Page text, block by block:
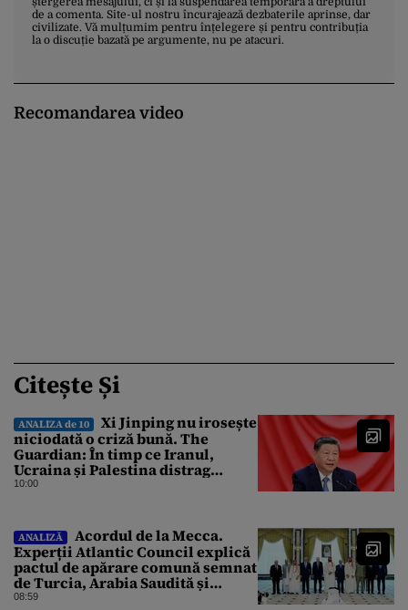
de a comenta. Site-ul nostru încurajează dezbaterile aprinse, dar
civilizate. Vă mulțumim pentru înțelegere și pentru contribuția
la o discuție bazată pe argumente, nu pe atacuri.
Recomandarea video
Citește Și
ANALIZA de 10
Xi Jinping nu irosește
niciodată o criză bună. The
Guardian: În timp ce Iranul,
Ucraina și Palestina distrag
atenția lumii, el strânge șurubul”
10:00
ANALIZĂ
Acordul de la Mecca.
Experții Atlantic Council explică
pactul de apărare comună semnat
de Turcia, Arabia Saudită și
Pakistan
08:59